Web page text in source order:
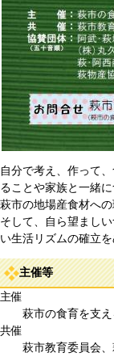
自分で考え、作って
ることや家族と一緒
萩市の地場産食材への
そして、自ら望まし
い生活リズムの確立を
主催等
主催
萩市の食育を支え
共催
萩市教育委員会、